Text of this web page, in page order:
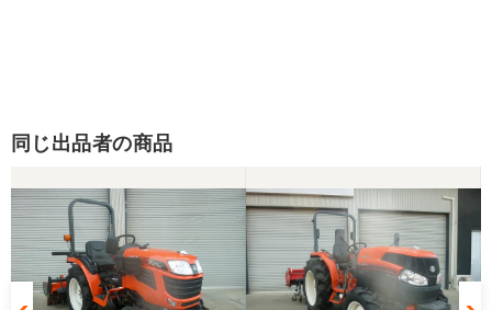
同じ出品者の商品